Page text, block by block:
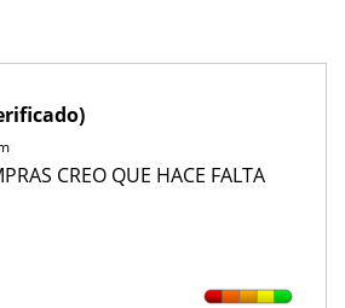
CREO QUE HACE FALTA